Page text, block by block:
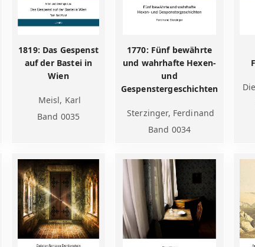
1819: Das Gespenst
auf der Bastei in
Wien
Meisl, Karl
Band 0035
1770: Fünf bewährte
und wahrhafte Hexen-
und
Gespenstergeschichten
Sterzinger, Ferdinand
Band 0034